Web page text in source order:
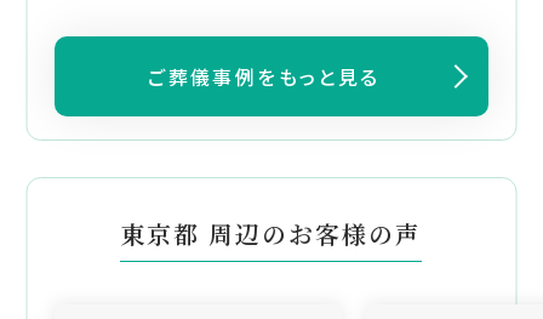
ご葬儀事例をもっと見る
東京都 周辺のお客様の声